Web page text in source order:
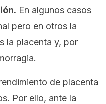
En algunos casos
pero en otros la
la placenta y, por
de placenta
Por ello, ante la